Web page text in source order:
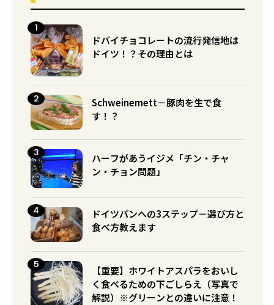
ドバイチョコレートの流行発信地は
ドイツ！？その理由とは
Schweinemett－豚肉を生で食
す！？
ハーフがあうイジメ「チン・チャ
ン・チョン問題」
ドイツパンへの3ステップ－選び方と
食べ方教えます
【重要】ホワイトアスパラをおいし
く食べるための下ごしらえ（写真で
解説）※グリーンとの違いに注意！